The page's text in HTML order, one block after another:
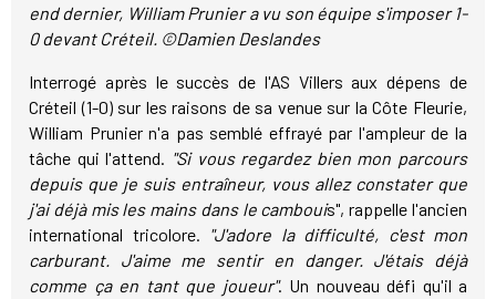
end dernier, William Prunier a vu son équipe s'imposer 1-
0 devant Créteil. ©Damien Deslandes
Interrogé après le succès de l'AS Villers aux dépens de
Créteil (1-0) sur les raisons de sa venue sur la Côte Fleurie,
William Prunier n'a pas semblé effrayé par l'ampleur de la
tâche qui l'attend. "Si vous regardez bien mon parcours
depuis que je suis entraîneur, vous allez constater que
j'ai déjà mis les mains dans le cambouis", rappelle l'ancien
international tricolore. "J'adore la difficulté, c'est mon
carburant. J'aime me sentir en danger. J'étais déjà
comme ça en tant que joueur". Un nouveau défi qu'il a